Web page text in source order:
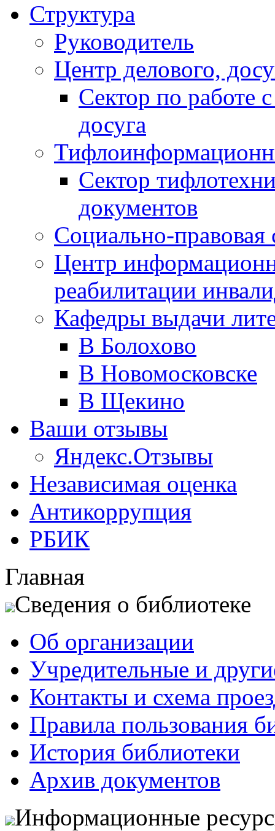
Структура
Руководитель
Центр делового,
Сектор по работе
досуга
Сектор
документов
Социально-правовая
Центр
реабилитации
Кафедры выдачи
В Болохово
В Новомосковске
В Щекино
Ваши отзывы
Яндекс.Отзывы
Независимая оценка
Антикоррупция
РБИК
Главная
Сведения о библиотеке
Об организации
Учредительные и
Контакты и схема
Правила пользования
История библиотеки
Архив документов
Информационные